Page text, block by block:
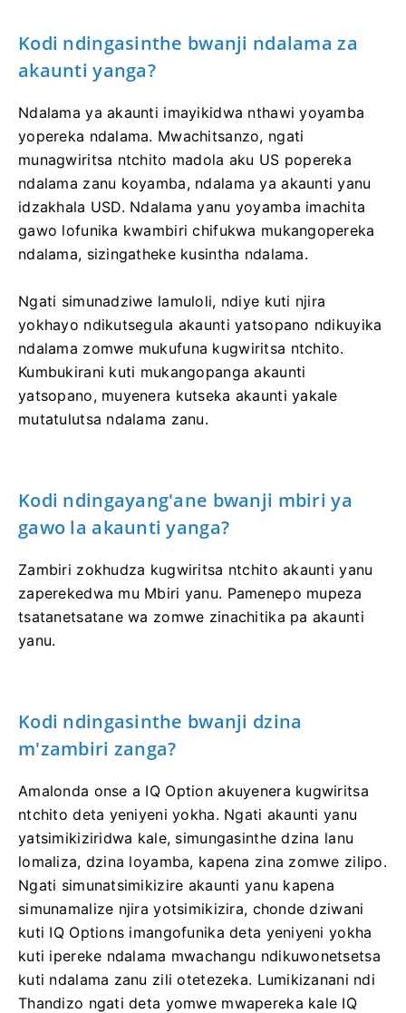
Kodi ndingasinthe bwanji ndalama za
akaunti yanga?
Ndalama ya akaunti imayikidwa nthawi yoyamba
yopereka ndalama. Mwachitsanzo, ngati
munagwiritsa ntchito madola aku US popereka
ndalama zanu koyamba, ndalama ya akaunti yanu
idzakhala USD. Ndalama yanu yoyamba imachita
gawo lofunika kwambiri chifukwa mukangopereka
ndalama, sizingatheke kusintha ndalama.
Ngati simunadziwe lamuloli, ndiye kuti njira
yokhayo ndikutsegula akaunti yatsopano ndikuyika
ndalama zomwe mukufuna kugwiritsa ntchito.
Kumbukirani kuti mukangopanga akaunti
yatsopano, muyenera kutseka akaunti yakale
mutatulutsa ndalama zanu.
Kodi ndingayang'ane bwanji mbiri ya
gawo la akaunti yanga?
Zambiri zokhudza kugwiritsa ntchito akaunti yanu
zaperekedwa mu Mbiri yanu. Pamenepo mupeza
tsatanetsatane wa zomwe zinachitika pa akaunti
yanu.
Kodi ndingasinthe bwanji dzina
m'zambiri zanga?
Amalonda onse a IQ Option akuyenera kugwiritsa
ntchito deta yeniyeni yokha. Ngati akaunti yanu
yatsimikiziridwa kale, simungasinthe dzina lanu
lomaliza, dzina loyamba, kapena zina zomwe zilipo.
Ngati simunatsimikizire akaunti yanu kapena
simunamalize njira yotsimikizira, chonde dziwani
kuti IQ Options imangofunika deta yeniyeni yokha
kuti ipereke ndalama mwachangu ndikuwonetsetsa
kuti ndalama zanu zili otetezeka. Lumikizanani ndi
Thandizo ngati deta yomwe mwapereka kale IQ